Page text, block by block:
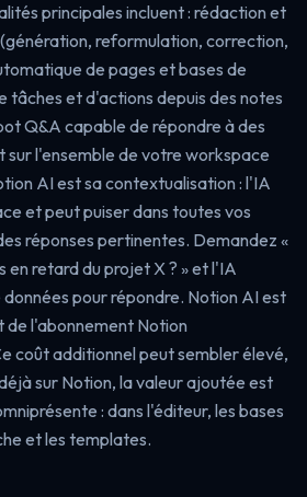
principales incluent : rédaction et
reformulation, correction,
de pages et bases de
tâches et d'actions depuis des notes
Q&A capable de répondre à des
sur l'ensemble de votre workspace
AI est sa contextualisation : l'IA
et peut puiser dans toutes vos
réponses pertinentes. Demandez «
en retard du projet X ? » et l'IA
pour répondre. Notion AI est
l'abonnement Notion
coût additionnel peut sembler élevé,
sur Notion, la valeur ajoutée est
: dans l'éditeur, les bases
et les templates.